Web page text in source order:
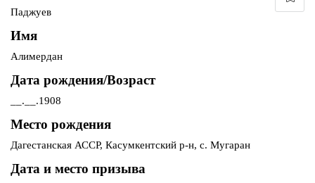
Паджуев
Имя
Алимердан
Дата рождения/Возраст
__.__.1908
Место рождения
Дагестанская АССР, Касумкентский р-н, с. Мугаран
Дата и место призыва